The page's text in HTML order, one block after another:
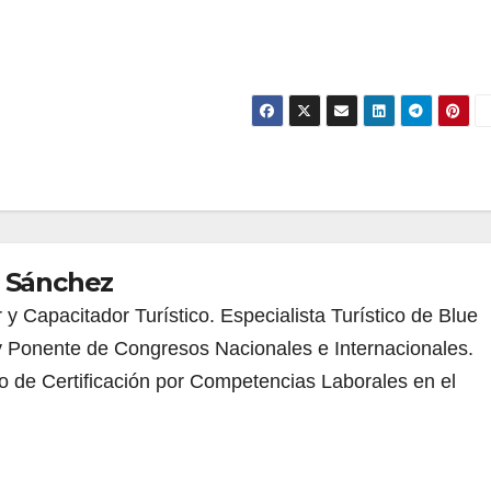
Capacitador Turístico. Especialista Turístico de Blue
de Congresos Nacionales e Internacionales.
de Certificación por Competencias Laborales en el